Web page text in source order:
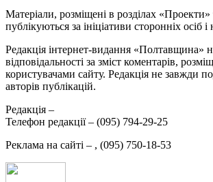
Матеріали, розміщені в розділах
публікуються за ініціативи сторонніх осіб
Редакція інтернет-видання «Полтавщина»
відповідальності за зміст коментарів,
користувачами сайту. Редакція не завжди
авторів публікацій.
Редакція –
Телефон редакції – (095) 794-29-25
Реклама на сайті – , (095) 750-18-53